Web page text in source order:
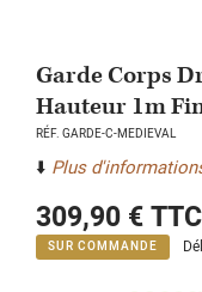
Garde Corps
Hauteur 1m
RÉF. GARDE-C-MEDIEVAL
⬇️ Plus
309,90 €
SUR COMMANDE